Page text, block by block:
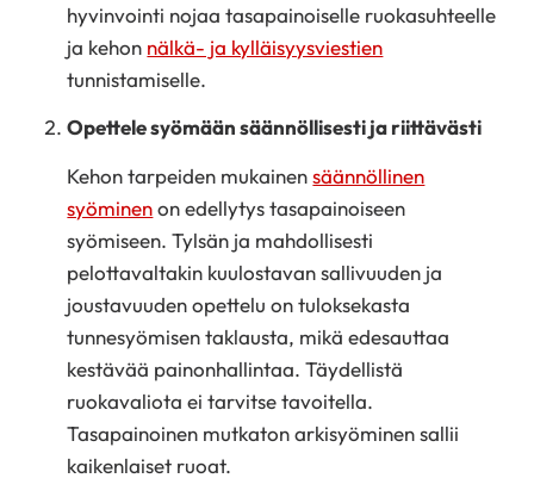
hyvinvointi nojaa tasapainoiselle ruokasuhteelle
ja kehon nälkä- ja kylläisyysviestien
tunnistamiselle.
Opettele syömään säännöllisesti ja riittävästi
Kehon tarpeiden mukainensäännöllinen
syöminenon edellytys tasapainoiseen
syömiseen. Tylsän ja mahdollisesti
pelottavaltakin kuulostavan sallivuuden ja
joustavuuden opettelu on tuloksekasta
tunnesyömisen taklausta, mikä edesauttaa
kestävää painonhallintaa. Täydellistä
ruokavaliota ei tarvitse tavoitella.
Tasapainoinen mutkaton arkisyöminen sallii
kaikenlaiset ruoat.